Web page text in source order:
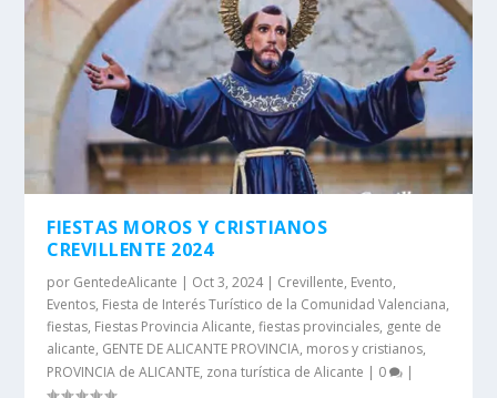
FIESTAS MOROS Y CRISTIANOS
CREVILLENTE 2024
por GentedeAlicante | Oct 3, 2024| Crevillente, Evento,
Eventos, Fiesta de Interés Turístico de la Comunidad Valenciana,
fiestas, Fiestas Provincia Alicante,fiestas provinciales, gente de
alicante, GENTE DE ALICANTE PROVINCIA, moros y cristianos,
PROVINCIA de ALICANTE, zona turística de Alicante | 0 |